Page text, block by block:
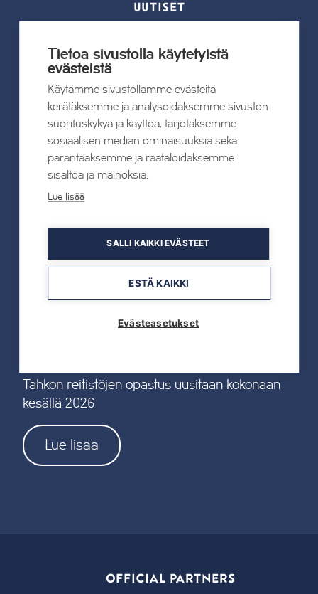
UUTISET
Kaikki uutiset
22.07.2026
Tahkon Talviteatterissa nauretaan
suomalaiselle arjelle
Lue lisää
Tahkon reitistöjen opastus uusitaan kokonaan
kesällä 2026
Lue lisää
OFFICIAL PARTNERS
Tietoa sivustolla käytetyistä
evästeistä
Käytämme sivustollamme evästeitä
kerätäksemme ja analysoidaksemme sivuston
suorituskykyä ja käyttöä, tarjotaksemme
sosiaalisen median ominaisuuksia sekä
parantaaksemme ja räätälöidäksemme
sisältöä ja mainoksia.
Lue lisää
SALLI KAIKKI EVÄSTEET
ESTÄ KAIKKI
Evästeasetukset